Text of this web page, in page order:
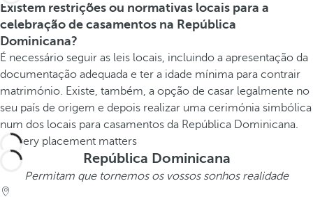
Existem restrições ou normativas locais para a
celebração de casamentos na República
Dominicana?
É necessário seguir as leis locais, incluindo a apresentação da
documentação adequada e ter a idade mínima para contrair
matrimónio. Existe, também, a opção de casar legalmente no
seu país de origem e depois realizar uma cerimónia simbólica
num dos locais para casamentos da República Dominicana.
República Dominicana
Permitam que tornemos os vossos sonhos realidade